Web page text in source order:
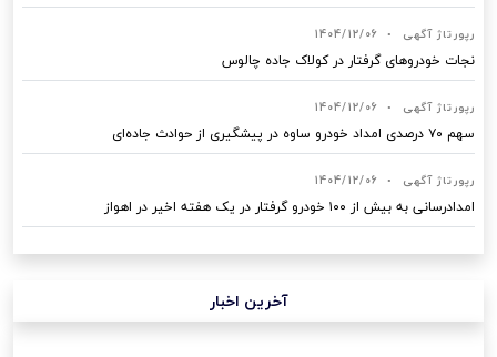
رپورتاژ آگهی •
1404/12/06
نجات خودروهای گرفتار در کولاک جاده چالوس
رپورتاژ آگهی •
1404/12/06
سهم ۷۰ درصدی امداد خودرو ساوه در پیشگیری از حوادث جاده‌ای
رپورتاژ آگهی •
1404/12/06
امدادرسانی به بیش از ۱۰۰ خودرو گرفتار در یک هفته اخیر در اهواز
آخرین اخبار